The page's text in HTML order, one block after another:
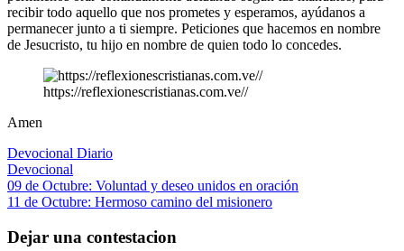
recibir todo aquello que nos prometes y esperamos, ayúdanos a
permanecer junto a ti siempre. Peticiones que hacemos en nombre
de Jesucristo, tu hijo en nombre de quien todo lo concedes.
https://reflexionescristianas.com.ve//
Amen
Devocional Diario
Devocional
Navegación
de
entradas
Entrada
anterior:
09 de Octubre: Voluntad y deseo unidos en oración
Siguiente
11 de Octubre: Hermoso camino del misionero
Dejar una contestacion